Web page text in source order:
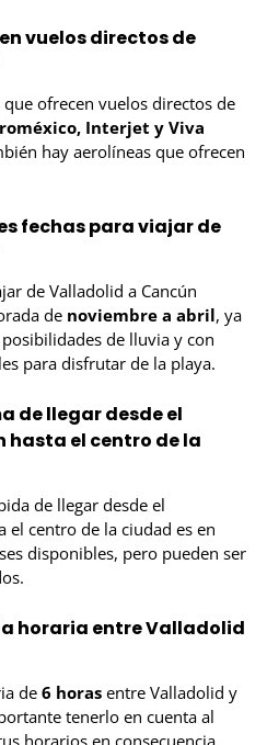
vuelos directos de
ofrecen vuelos directos de
Interjet y Viva
hay aerolíneas que ofrecen
fechas para viajar de
de Valladolid a Cancún
de noviembre a abril, ya
de lluvia y con
para disfrutar de la playa.
de llegar desde el
hasta el centro de la
de llegar desde el
el centro de la ciudad es en
disponibles, pero pueden ser
horaria entre Valladolid
de 6 horas entre Valladolid y
tenerlo en cuenta al